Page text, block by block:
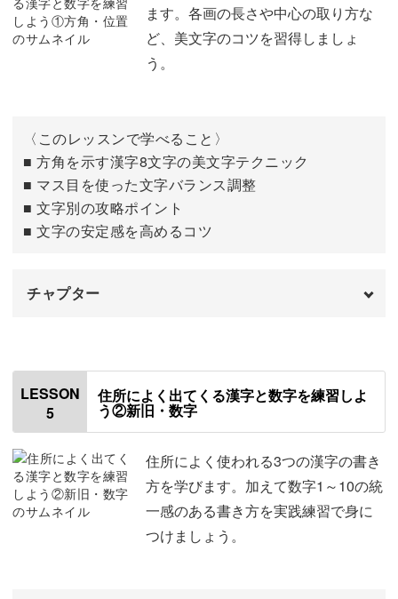
「村」 09:21
「丁」
「目」
「番」
ます。各画の長さや中心の取り方な
ど、美文字のコツを習得しましょ
う。
〈このレッスンで学べること〉
■ 方角を示す漢字8文字の美文字テクニック
■ マス目を使った文字バランス調整
■ 文字別の攻略ポイント
■ 文字の安定感を高めるコツ
チャプター
使用材料・道具
「南」
「北」 04:53
「東」 07:51
LESSON
5
住所によく出てくる漢字と数字を練習しよ
う②新旧・数字
住所によく使われる3つの漢字の書き
方を学びます。加えて数字1～10の統
一感のある書き方を実践練習で身に
つけましょう。